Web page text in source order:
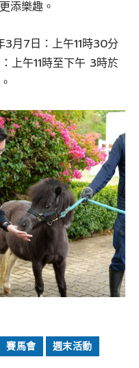
添樂趣。
3月7日：上午11時30分
上午11時至下午 3時於
賽馬會
週末活動